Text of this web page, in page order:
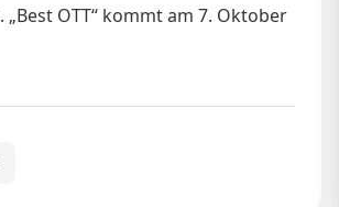
OTT“ kommt am 7. Oktober